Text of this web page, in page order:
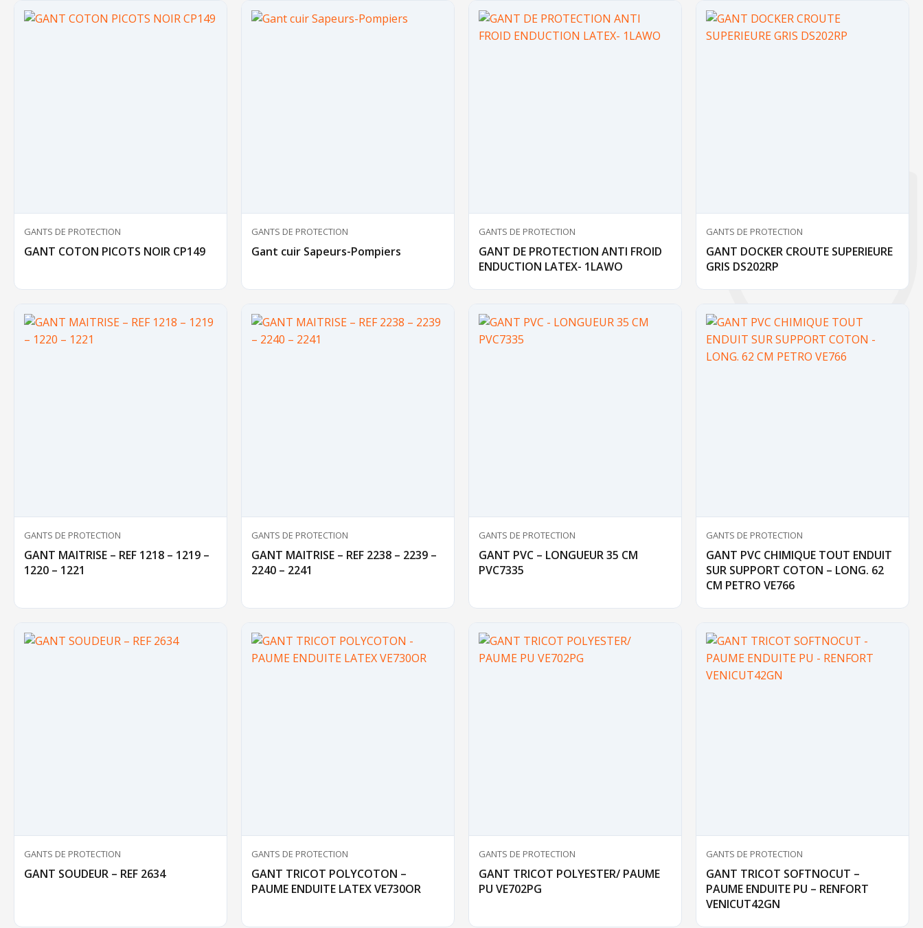
GANTS DE PROTECTION
GANT COTON PICOTS NOIR CP149
GANTS DE PROTECTION
Gant cuir Sapeurs-Pompiers
GANTS DE PROTECTION
GANT DE PROTECTION ANTI FROID
ENDUCTION LATEX- 1LAWO
GANTS DE PROTECTION
GANT DOCKER CROUTE SUPERIEURE
GRIS DS202RP
GANTS DE PROTECTION
GANT MAITRISE – REF 1218 – 1219 –
1220 – 1221
GANTS DE PROTECTION
GANT MAITRISE – REF 2238 – 2239 –
2240 – 2241
GANTS DE PROTECTION
GANT PVC – LONGUEUR 35 CM
PVC7335
GANTS DE PROTECTION
GANT PVC CHIMIQUE TOUT ENDUIT
SUR SUPPORT COTON – LONG. 62
CM PETRO VE766
GANTS DE PROTECTION
GANT SOUDEUR – REF 2634
GANTS DE PROTECTION
GANT TRICOT POLYCOTON –
PAUME ENDUITE LATEX VE730OR
GANTS DE PROTECTION
GANT TRICOT POLYESTER/ PAUME
PU VE702PG
GANTS DE PROTECTION
GANT TRICOT SOFTNOCUT –
PAUME ENDUITE PU – RENFORT
VENICUT42GN